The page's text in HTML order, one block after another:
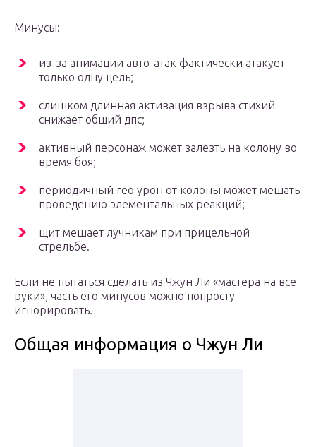
Минусы:
из-за анимации авто-атак фактически атакует
только одну цель;
слишком длинная активация взрыва стихий
снижает общий дпс;
активный персонаж может залезть на колону во
время боя;
периодичный гео урон от колоны может мешать
проведению элементальных реакций;
щит мешает лучникам при прицельной
стрельбе.
Если не пытаться сделать из Чжун Ли «мастера на все
руки», часть его минусов можно попросту
игнорировать.
Общая информация о Чжун Ли